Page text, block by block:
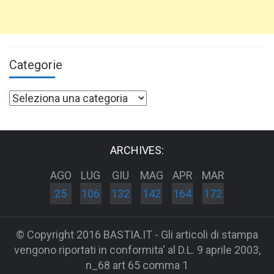
Categorie
Categorie
ARCHIVES:
AGO
25
LUG
106
GIU
132
MAG
142
APR
164
MAR
172
© Copyright 2016 BASTIA.IT - Gli articoli di stampa
vengono riportati in conformita' al D.L. 9 aprile 2003,
n_68 art 65 comma 1